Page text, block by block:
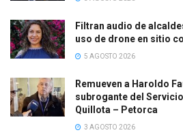
Filtran audio de
uso de drone en sitio
5 AGOSTO 2026
Remueven a Haroldo
subrogante del
Quillota – Petorca
3 AGOSTO 2026